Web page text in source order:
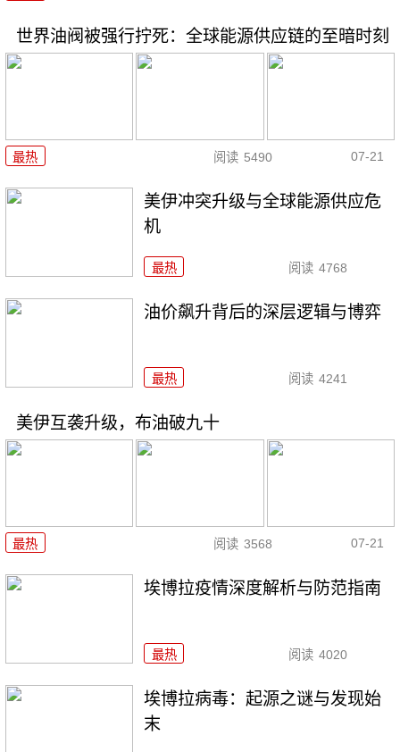
世界油阀被强行拧死：全球能源供应链的至暗时刻
最热 阅读 5490 07-21
美伊冲突升级与全球能源供应危
机
最热 阅读 4768
油价飙升背后的深层逻辑与博弈
最热 阅读 4241
美伊互袭升级，布油破九十
最热 阅读 3568 07-21
埃博拉疫情深度解析与防范指南
最热 阅读 4020
埃博拉病毒：起源之谜与发现始
末